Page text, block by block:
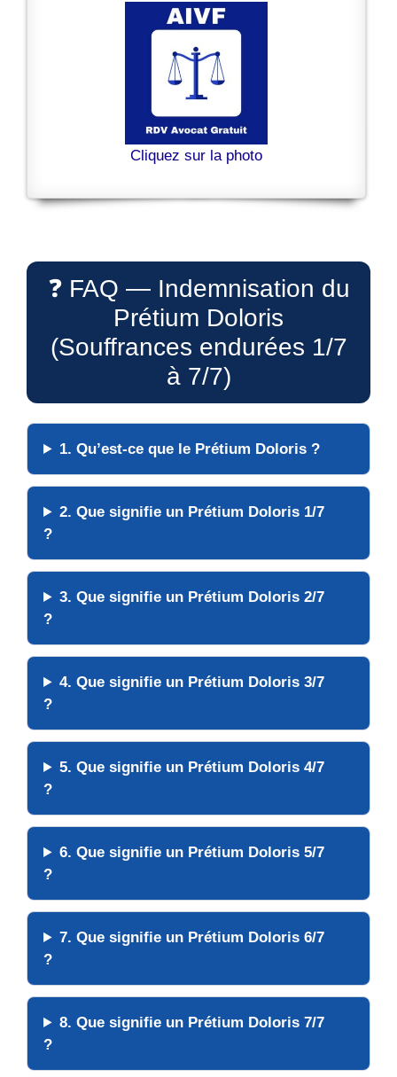
Cliquez sur la photo
❓ FAQ — Indemnisation du
Prétium Doloris
(Souffrances endurées 1/7
à 7/7)
1. Qu’est-ce que le Prétium Doloris ?
2. Que signifie un Prétium Doloris 1/7
?
3. Que signifie un Prétium Doloris 2/7
?
4. Que signifie un Prétium Doloris 3/7
?
5. Que signifie un Prétium Doloris 4/7
?
6. Que signifie un Prétium Doloris 5/7
?
7. Que signifie un Prétium Doloris 6/7
?
8. Que signifie un Prétium Doloris 7/7
?